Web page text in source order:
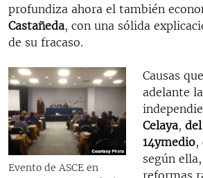
profundiza ahora el también
Castañeda, con una sólida
de su fracaso.
Evento de ASCE en
Causas
adelante
Celaya,
14ymedio,
según
reformas